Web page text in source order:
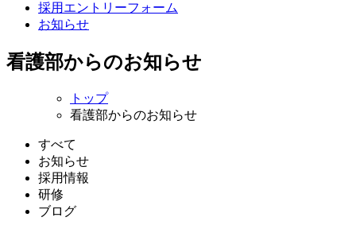
採用エントリーフォーム
お知らせ
看護部からのお知らせ
トップ
看護部からのお知らせ
すべて
お知らせ
採用情報
研修
ブログ